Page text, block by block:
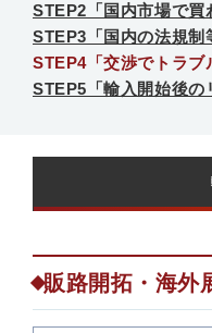
STEP2「国内市場で買
STEP3「国内の法規制
STEP4「交渉でトラブ
STEP5「輸入開始後の
販路開拓・海外